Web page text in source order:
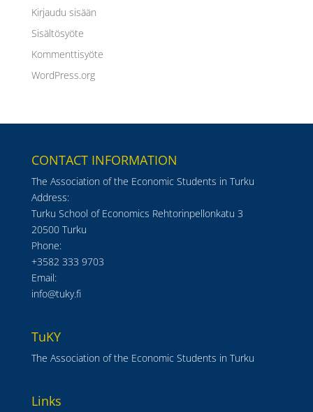
Kirjaudu sisään
Sisältösyöte
Kommenttisyöte
WordPress.org
CONTACT INFORMATION
The Association of the Economic Students in Turku
Address:
Turku School of Economics Rehtorinpellonkatu 3
20500 Turku
Phone:
+3582 333 9703
Email:
info@tuky.fi
TuKY
The Association of the Economic Students in Turku
Links